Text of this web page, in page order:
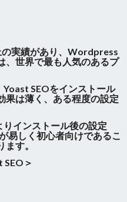
実績があり、Wordpress
、世界で最も人気のあるプ
SEOをインストール
果は薄く、ある程度の設定
りインストール後の設定
易しく初心者向けであるこ
す。
SEO＞